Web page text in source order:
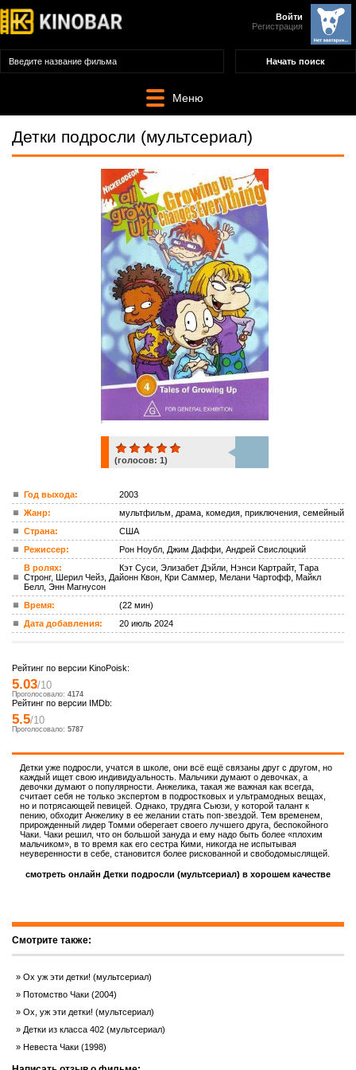
Войти
Регистрация
Меню
Детки подросли (мультсериал)
ком.
(голосов: 1)
Год выхода:
2003
Жанр:
мультфильм, драма, комедия, приключения, семейный
Страна:
США
Режиссер:
Рон Ноубл, Джим Даффи, Андрей Свислоцкий
В ролях:
Кэт Суси, Элизабет Дэйли, Нэнси Картрайт, Тара
Стронг, Шерил Чейз, Дайонн Квон, Кри Саммер, Мелани Чартофф, Майкл
Белл, Энн Магнусон
Время:
(22 мин)
Дата добавления:
20 июль 2024
Рейтинг по версии KinoPoisk:
5.03/10
Проголосовало: 4174
Рейтинг по версии IMDb:
5.5/10
Проголосовало: 5787
Детки уже подросли, учатся в школе, они всё ещё связаны друг с другом, но
каждый ищет свою индивидуальность. Мальчики думают о девочках, а
девочки думают о популярности. Анжелика, такая же важная как всегда,
считает себя не только экспертом в подростковых и ультрамодных вещах,
но и потрясающей певицей. Однако, трудяга Сьюзи, у которой талант к
пению, обходит Анжелику в ее желании стать поп-звездой. Тем временем,
прирожденный лидер Томми оберегает своего лучшего друга, беспокойного
Чаки. Чаки решил, что он большой зануда и ему надо быть более «плохим
мальчиком», в то время как его сестра Кими, никогда не испытывая
неуверенности в себе, становится более рискованной и свободомыслящей.
смотреть онлайн Детки подросли (мультсериал) в хорошем качестве
Смотрите также:
Ох уж эти детки! (мультсериал)
Потомство Чаки (2004)
Ох, уж эти детки! (мультсериал)
Детки из класса 402 (мультсериал)
Невеста Чаки (1998)